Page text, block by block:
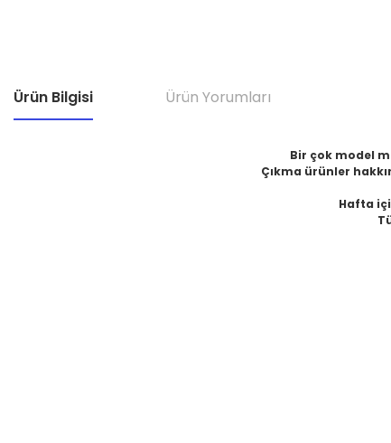
Ürün Bilgisi Ürün Yorumları
Bir çok model
Çıkma ürünler
Hafta